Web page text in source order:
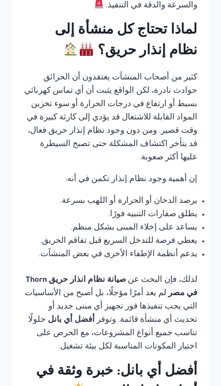
والسرعة والدقة في التنفيذ.
لماذا تحتاج كل منشأة إلى
نظام إنذار حريق؟
كثير من أصحاب المنشآت يعتقدون أن الحرائق
حوادث نادرة، لكن الواقع يثبت أن أي تماس كهربائي
بسيط أو ارتفاع في درجات الحرارة أو سوء تخزين
المواد القابلة للاشتعال قد يؤدي إلى كارثة كبيرة في
وقت قصير. ومن دون وجود نظام إنذار حريق فعال،
قد يتأخر اكتشاف المشكلة حتى تصبح السيطرة
عليها أكثر صعوبة.
إن أهمية وجود نظام إنذار تكمن في أنه:
يرصد الدخان أو الحرارة أو اللهب بسرعة.
يطلق صفارات التنبيه فورًا.
يساعد على إخلاء المبنى بشكل منظم.
يعطي فرصة للتدخل السريع قبل تفاقم الحريق.
يدعم أنظمة الإطفاء الأخرى في بعض المنشآت.
لذلك، فإن البحث عن
صيانة نظام انذار حريق Thorn
في مصر لم يعد أمرًا مؤجلًا، بل أصبح من الأساسيات
التي يجب تنفيذها فور تجهيز أي مبنى جديد أو
تحديث أي منشأة قائمة. وتوفر أفضل أي بانل حلولًا
تناسب جميع أنواع المشروعات، مع الحرص على
اختيار المكونات المناسبة لكل بيئة تشغيل.
أفضل أي بانل: خبرة وثقة في